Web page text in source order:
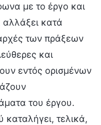
με το έργο και
κατά
των πράξεων
και
εντός ορισμένων
του έργου.
καταλήγει, τελικά,